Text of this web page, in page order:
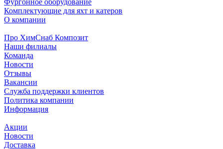
Комплектующие для яхт и катеров
О компании
Про ХимСнаб Композит
Наши филиалы
Команда
Новости
Отзывы
Вакансии
Служба поддержки клиентов
Политика компании
Информация
Акции
Новости
Доставка